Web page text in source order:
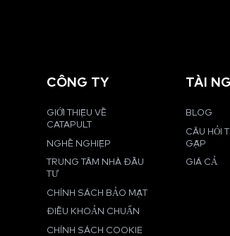
CÔNG TY
GIỚI THIỆU VỀ
CATAPULT
NGHỀ NGHIỆP
TRUNG TÂM NHÀ ĐẦU
TƯ
CHÍNH SÁCH BẢO MẬT
ĐIỀU KHOẢN CHUẨN
CHÍNH SÁCH COOKIE
TÀI
BLOG
CÂU HỎI
GẶP
GIÁ CẢ